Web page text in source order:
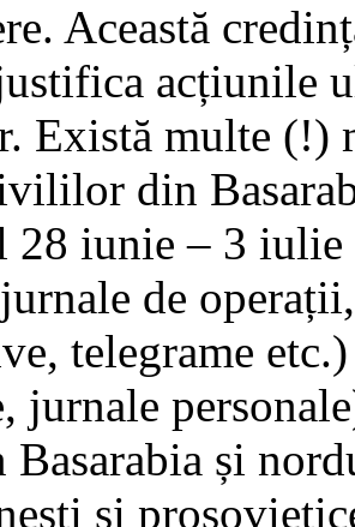
Această
acțiunile
Există multe (!)
din
28 iunie – 3 iulie
de
telegrame
jurnale
Basarabia și
și